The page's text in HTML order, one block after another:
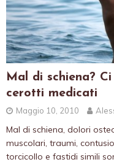
Mal di schiena?
cerotti medicati
Maggio 10, 2010
Mal di schiena, dolori
muscolari, traumi,
torcicollo e fastidi simili